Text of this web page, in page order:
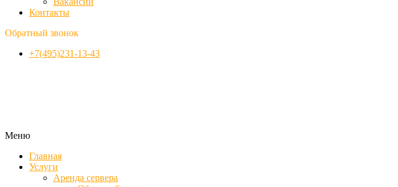
Контакты
Обратный звонок
+7(495)231-13-43
Меню
Главная
Услуги
Аренда сервера